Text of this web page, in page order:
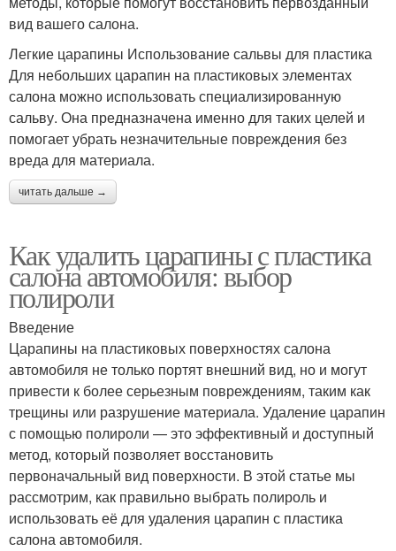
вид вашего салона.
Легкие царапины Использование сальвы для пластика
Для небольших царапин на пластиковых элементах
салона можно использовать специализированную
сальву. Она предназначена именно для таких целей и
помогает убрать незначительные повреждения без
вреда для материала.
читать дальше →
Как удалить царапины с пластика
салона автомобиля: выбор
полироли
Введение
Царапины на пластиковых поверхностях салона
автомобиля не только портят внешний вид, но и могут
привести к более серьезным повреждениям, таким как
трещины или разрушение материала. Удаление царапин
с помощью полироли — это эффективный и доступный
метод, который позволяет восстановить
первоначальный вид поверхности. В этой статье мы
рассмотрим, как правильно выбрать полироль и
использовать её для удаления царапин с пластика
салона автомобиля.